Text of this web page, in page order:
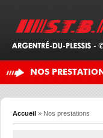
NOS
Accueil » Nos prestations